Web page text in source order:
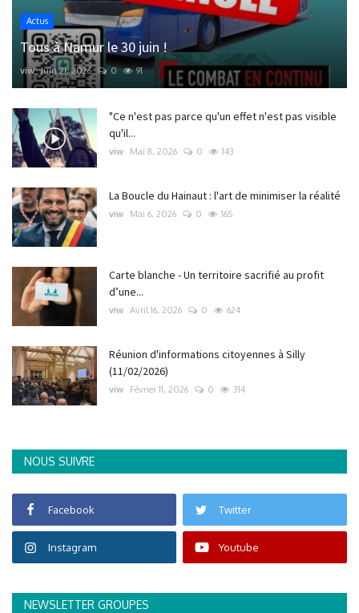
Actus
Tous à Namur le 30 juin !
viw Juin 21, 2026 0 91
"Ce n'est pas parce qu'un effet n'est pas visible
qu'il...
viw Mai 8, 2026 0 143
La Boucle du Hainaut : l'art de minimiser la réalité
viw Mai 6, 2026 0 165
Carte blanche - Un territoire sacrifié au profit
d’une...
viw Avril 16, 2026 0 624
Réunion d'informations citoyennes à Silly
(11/02/2026)
viw Février 11, 2026 0 314
NOUS SUIVRE
Facebook Twitter
Instagram Youtube
NEWSLETTER GROUPES